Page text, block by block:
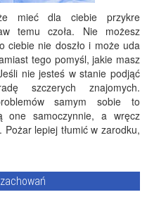
mieć dla ciebie przykre
temu czoła. Nie możesz
ciebie nie doszło i może uda
tego pomyśl, jakie masz
nie jesteś w stanie podjąć
szczerych znajomych.
samym sobie to
one samoczynnie, a wręcz
lepiej tłumić w zarodku,